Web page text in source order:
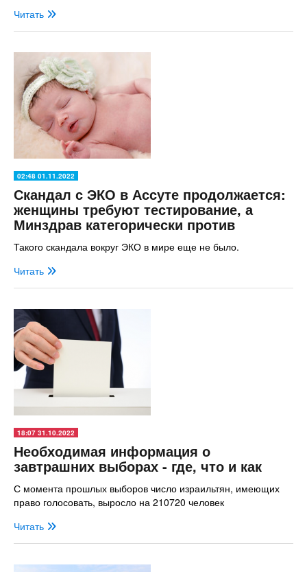
Читать
02:48 01.11.2022
Скандал с ЭКО в Ассуте продолжается:
женщины требуют тестирование, а
Минздрав категорически против
Такого скандала вокруг ЭКО в мире еще не было.
Читать
18:07 31.10.2022
Необходимая информация о
завтрашних выборах - где, что и как
С момента прошлых выборов число израильтян, имеющих
право голосовать, выросло на 210720 человек
Читать